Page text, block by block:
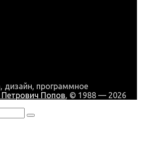
дизайн, программное
Попов, © 1988 — 2026